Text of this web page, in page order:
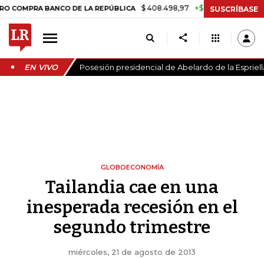
BANCO DE LA REPÚBLICA $ 408.498,97 +$ 8.753,81 +2,19%
SUSCRÍBASE
EN VIVO Posesión presidencial de Abelardo de la
GLOBOECONOMÍA
Tailandia cae en una
inesperada recesión en el
segundo trimestre
miércoles, 21 de agosto de 2013